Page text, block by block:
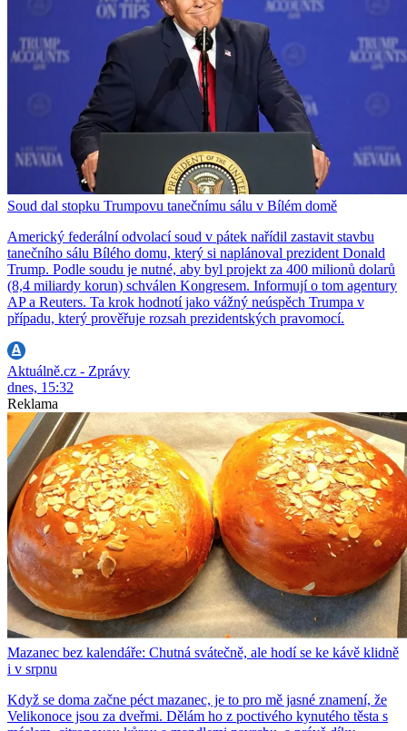
Soud dal stopku Trumpovu tanečnímu sálu v Bílém domě
Americký federální odvolací soud v pátek nařídil zastavit stavbu
tanečního sálu Bílého domu, který si naplánoval prezident Donald
Trump. Podle soudu je nutné, aby byl projekt za 400 milionů dolarů
(8,4 miliardy korun) schválen Kongresem. Informují o tom agentury
AP a Reuters. Ta krok hodnotí jako vážný neúspěch Trumpa v
případu, který prověřuje rozsah prezidentských pravomocí.
Aktuálně.cz - Zprávy
dnes, 15:32
Reklama
Mazanec bez kalendáře: Chutná svátečně, ale hodí se ke kávě klidně
i v srpnu
Když se doma začne péct mazanec, je to pro mě jasné znamení, že
Velikonoce jsou za dveřmi. Dělám ho z poctivého kynutého těsta s